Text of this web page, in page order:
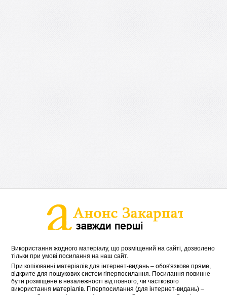
Використання жодного матеріалу, що розміщений на сайті, дозволено
тільки при умові посилання на наш сайт.
При копіюванні матеріалів для інтернет-видань – обов'язкове пряме,
відкрите для пошукових систем гіперпосилання. Посилання повинне
бути розміщене в незалежності від повного, чи часткового
використання матеріалів. Гіперпосилання (для інтернет-видань) –